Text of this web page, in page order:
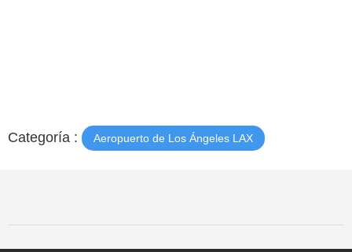
Categoría : Aeropuerto de Los Ángeles LAX